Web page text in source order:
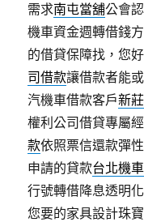
需求南屯當舖公會
機車資金週轉借錢
的借貸保障找，您
司借款讓借款者能
汽機車借款客戶新
權利公司借貸專屬
款依照票信還款彈
申請的貸款台北機
行號轉借降息透明
您要的家具設計珠